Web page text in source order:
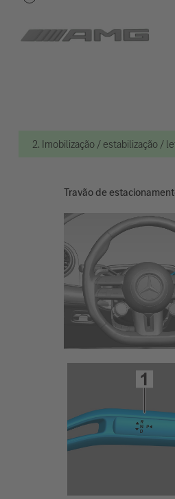
2. Imobilização / estabilização /
Travão de